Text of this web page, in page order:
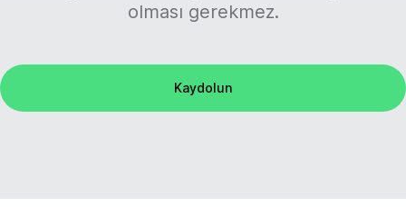
olması gerekmez.
Kaydolun